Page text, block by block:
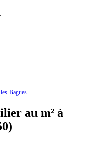
Bagues
au m² à